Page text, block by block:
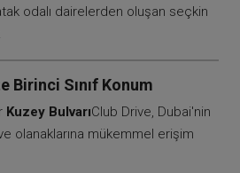
odalı dairelerden oluşan seçkin
Birinci Sınıf Konum
Kuzey BulvarıClub Drive, Dubai'nin
olanaklarına mükemmel erişim